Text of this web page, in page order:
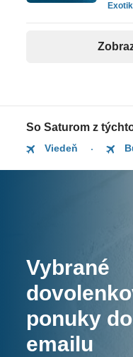
So Saturom z
Viedeň
Vybrané
ponuky
emailu